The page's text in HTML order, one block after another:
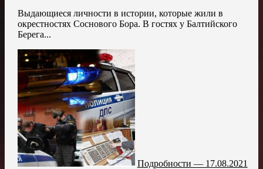
Выдающиеся личности в истории, которые жили в
окрестностях Соснового Бора. В гостях у Балтийского
Берега...
Подробности — 17.08.2021